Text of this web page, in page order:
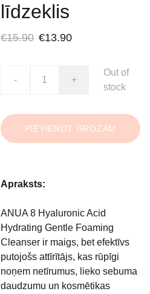
līdzeklis
€15.90 €13.90
- +
Out of
stock
PIEVIENOT GROZAM
Apraksts:
ANUA 8 Hyaluronic Acid
Hydrating Gentle Foaming
Cleanser ir maigs, bet efektīvs
putojošs attīrītājs, kas rūpīgi
noņem netīrumus, lieko sebuma
daudzumu un kosmētikas